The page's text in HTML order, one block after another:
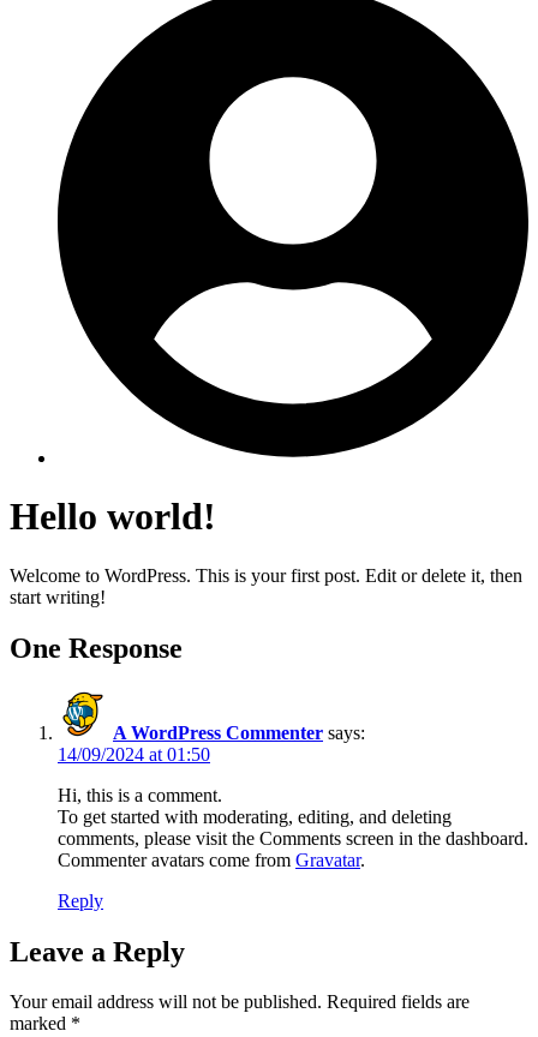
Hello world!
Welcome to WordPress. This is your first post. Edit or delete it, then
start writing!
One Response
A WordPress Commenter says:
14/09/2024 at 01:50
Hi, this is a comment.
To get started with moderating, editing, and deleting
comments, please visit the Comments screen in the dashboard.
Commenter avatars come from Gravatar.
Reply
Leave a Reply
Your email address will not be published. Required fields are
marked *